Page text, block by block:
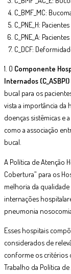
C_BMF_MC:
C_PNE_H:
C_PNE_A:
C_DCF:
1. O Componente
Internados (C_ASBPI)
bucal para os
vista a importância da
doenças sistêmicas e
como a associação
bucal.
A Política de Atenção
Cobertura” para os
melhoria da
internações
pneumonia
Esses hospitais
considerados de
conforme os critérios
Trabalho da Política